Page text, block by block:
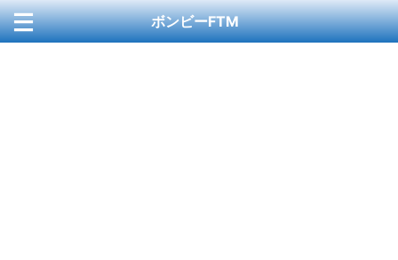
ボンビーFTM